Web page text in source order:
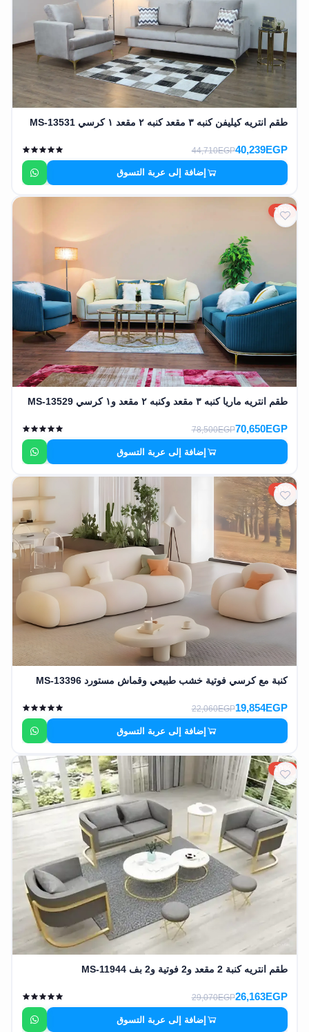
طقم انتريه كيليفن كنبه ٣ مقعد كنبه ٢ مقعد ١ كرسي MS-13531
40,239EGP
44,710EGP
إضافة إلى عربة التسوق
10%
طقم انتريه ماريا كنبه ٣ مقعد وكنبه ٢ مقعد و١ كرسي MS-13529
70,650EGP
78,500EGP
إضافة إلى عربة التسوق
10%
كنبة مع كرسي فوتية خشب طبيعي وقماش مستورد MS-13396
19,854EGP
22,060EGP
إضافة إلى عربة التسوق
10%
طقم انتريه كنبة 2 مقعد و2 فوتية و2 بف MS-11944
26,163EGP
29,070EGP
إضافة إلى عربة التسوق